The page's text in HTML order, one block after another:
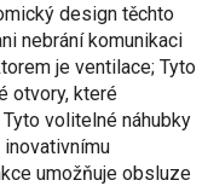
design těchto
nebrání komunikaci
je ventilace; Tyto
otvory, které
volitelné náhubky
umožňuje obsluze